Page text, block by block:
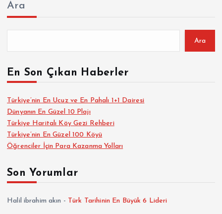
Ara
Ara
En Son Çıkan Haberler
Türkiye’nin En Ucuz ve En Pahalı 1+1 Dairesi
Dünyanın En Güzel 10 Plajı
Türkiye Haritalı Köy Gezi Rehberi
Türkiye’nin En Güzel 100 Köyü
Öğrenciler İçin Para Kazanma Yolları
Son Yorumlar
Halil ibrahim akın - Türk Tarihinin En Büyük 6 Lideri